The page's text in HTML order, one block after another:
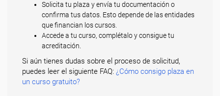
Solicita tu plaza y envía tu documentación o
confirma tus datos. Esto depende de las entidades
que financian los cursos.
Accede a tu curso, complétalo y consigue tu
acreditación.
Si aún tienes dudas sobre el proceso de solicitud,
puedes leer el siguiente FAQ: ¿Cómo consigo plaza en
un curso gratuito?